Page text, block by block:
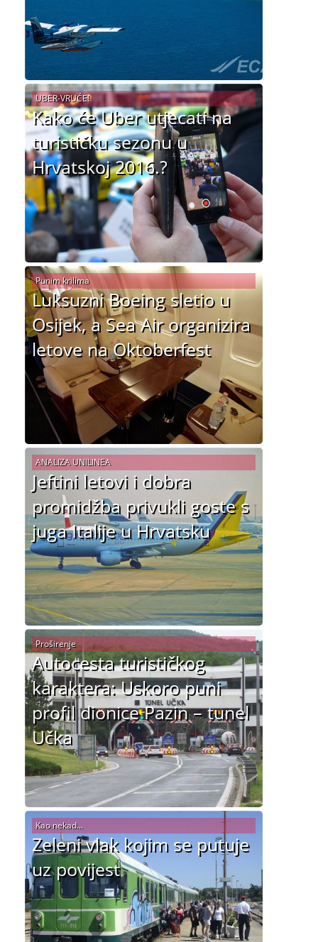
Kako će Uber utjecati na
turističku sezonu u
Hrvatskoj 2016.?
UBER-VRUĆE!
Luksuzni Boeing sletio u
Osijek, a Sea Air organizira
letove na Oktoberfest
Punim krilima
Jeftini letovi i dobra
promidžba privukli goste s
juga Italije u Hrvatsku
ANALIZA UNILINEA
Autocesta turističkog
karaktera: Uskoro puni
profil dionice Pazin – tunel
Učka
Proširenje
Zeleni vlak kojim se putuje
uz povijest
Kao nekad...